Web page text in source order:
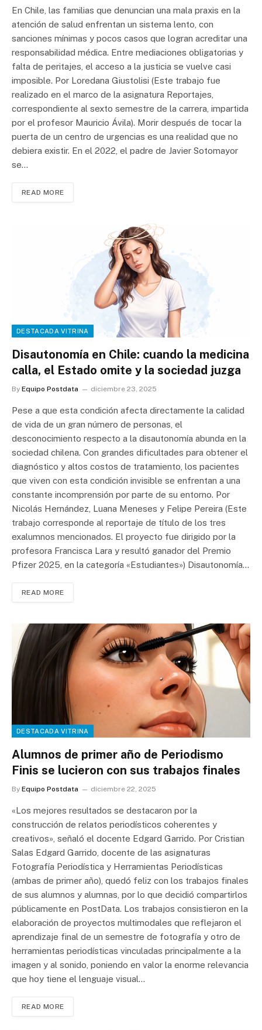
En Chile, las familias que denuncian una mala praxis en la
atención de salud enfrentan un sistema lento, con
sanciones mínimas y pocos casos que logran acreditar una
responsabilidad médica. Entre mediaciones obligatorias y
falta de peritajes, el acceso a la justicia se vuelve casi
imposible. Por Loredana Giustolisi (Este trabajo fue
realizado en el marco de la asignatura Reportajes,
correspondiente al sexto semestre de la carrera, impartida
por el profesor Mauricio Ávila). Morir después de tocar la
puerta de un centro de urgencias es una realidad que no
debiera existir. En el 2022, el padre de Javier Sotomayor
se…
READ MORE
DESTACADA VITRINA
Disautonomía en Chile: cuando la medicina
calla, el Estado omite y la sociedad juzga
By Equipo Postdata diciembre 23, 2025
Pese a que esta condición afecta directamente la calidad
de vida de un gran número de personas, el
desconocimiento respecto a la disautonomía abunda en la
sociedad chilena. Con grandes dificultades para obtener el
diagnóstico y altos costos de tratamiento, los pacientes
que viven con esta condición invisible se enfrentan a una
constante incomprensión por parte de su entorno. Por
Nicolás Hernández, Luana Meneses y Felipe Pereira (Este
trabajo corresponde al reportaje de título de los tres
exalumnos mencionados. El proyecto fue dirigido por la
profesora Francisca Lara y resultó ganador del Premio
Pfizer 2025, en la categoría «Estudiantes») Disautonomía…
READ MORE
DESTACADA VITRINA
Alumnos de primer año de Periodismo
Finis se lucieron con sus trabajos finales
By Equipo Postdata diciembre 22, 2025
«Los mejores resultados se destacaron por la
construcción de relatos periodísticos coherentes y
creativos», señaló el docente Edgard Garrido. Por Cristian
Salas Edgard Garrido, docente de las asignaturas
Fotografía Periodística y Herramientas Periodísticas
(ambas de primer año), quedó feliz con los trabajos finales
de sus alumnos y alumnas, por lo que decidió compartirlos
públicamente en PostData. Los trabajos consistieron en la
elaboración de proyectos multimodales que reflejaron el
aprendizaje final de un semestre de fotografía y otro de
herramientas periodísticas vinculadas principalmente a la
imagen y al sonido, poniendo en valor la enorme relevancia
que hoy tiene el lenguaje visual…
READ MORE